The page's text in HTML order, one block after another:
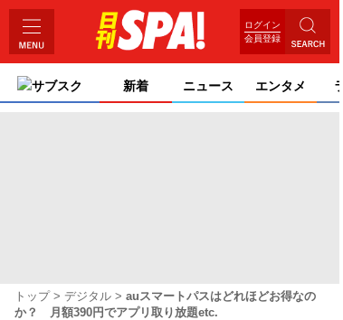
ログイン
会員登録
サブスク 新着 ニュース エンタメ
トップ デジタル
auスマートパスはどれほどお得なの
か？ 月額390円でアプリ取り放題etc.